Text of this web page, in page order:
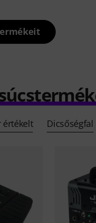
értékelt Dicsőségfal